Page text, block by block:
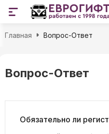
Главная Вопрос-Ответ
Вопрос-Ответ
Обязательно ли